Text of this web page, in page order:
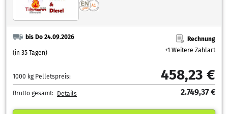
bis Do 24.09.2026
(in 35 Tagen)
Rechnung
+1 Weitere Zahlart
1000 kg Pelletspreis: 458,23 €
Brutto gesamt: Details 2.749,37 €